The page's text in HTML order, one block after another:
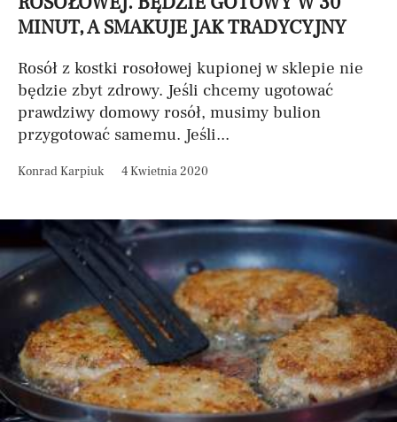
MINUT, A SMAKUJE JAK TRADYCYJNY
Rosół z kostki rosołowej kupionej w sklepie nie
będzie zbyt zdrowy. Jeśli chcemy ugotować
prawdziwy domowy rosół, musimy bulion
przygotować samemu. Jeśli...
Konrad Karpiuk 4 Kwietnia 2020